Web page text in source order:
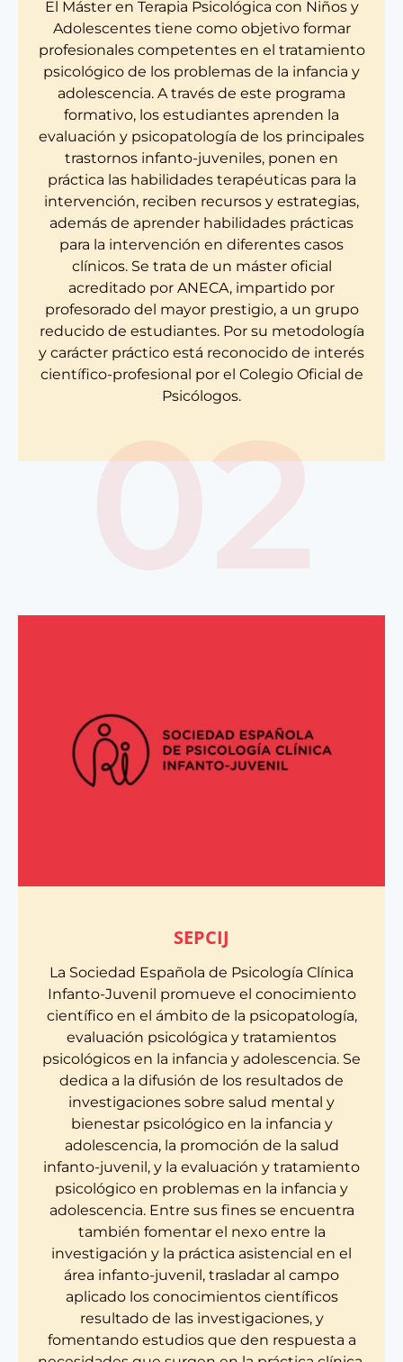
El Máster en Terapia Psicológica con Niños y
Adolescentes tiene como objetivo formar
profesionales competentes en el tratamiento
psicológico de los problemas de la infancia y
adolescencia. A través de este programa
formativo, los estudiantes aprenden la
evaluación y psicopatología de los principales
trastornos infanto-juveniles, ponen en
práctica las habilidades terapéuticas para la
intervención, reciben recursos y estrategias,
además de aprender habilidades prácticas
para la intervención en diferentes casos
clínicos. Se trata de un máster oficial
acreditado por ANECA, impartido por
profesorado del mayor prestigio, a un grupo
reducido de estudiantes. Por su metodología
y carácter práctico está reconocido de interés
científico-profesional por el Colegio Oficial de
Psicólogos.
02
SEPCIJ
La Sociedad Española de Psicología Clínica
Infanto-Juvenil promueve el conocimiento
científico en el ámbito de la psicopatología,
evaluación psicológica y tratamientos
psicológicos en la infancia y adolescencia. Se
dedica a la difusión de los resultados de
investigaciones sobre salud mental y
bienestar psicológico en la infancia y
adolescencia, la promoción de la salud
infanto-juvenil, y la evaluación y tratamiento
psicológico en problemas en la infancia y
adolescencia. Entre sus fines se encuentra
también fomentar el nexo entre la
investigación y la práctica asistencial en el
área infanto-juvenil, trasladar al campo
aplicado los conocimientos científicos
resultado de las investigaciones, y
fomentando estudios que den respuesta a